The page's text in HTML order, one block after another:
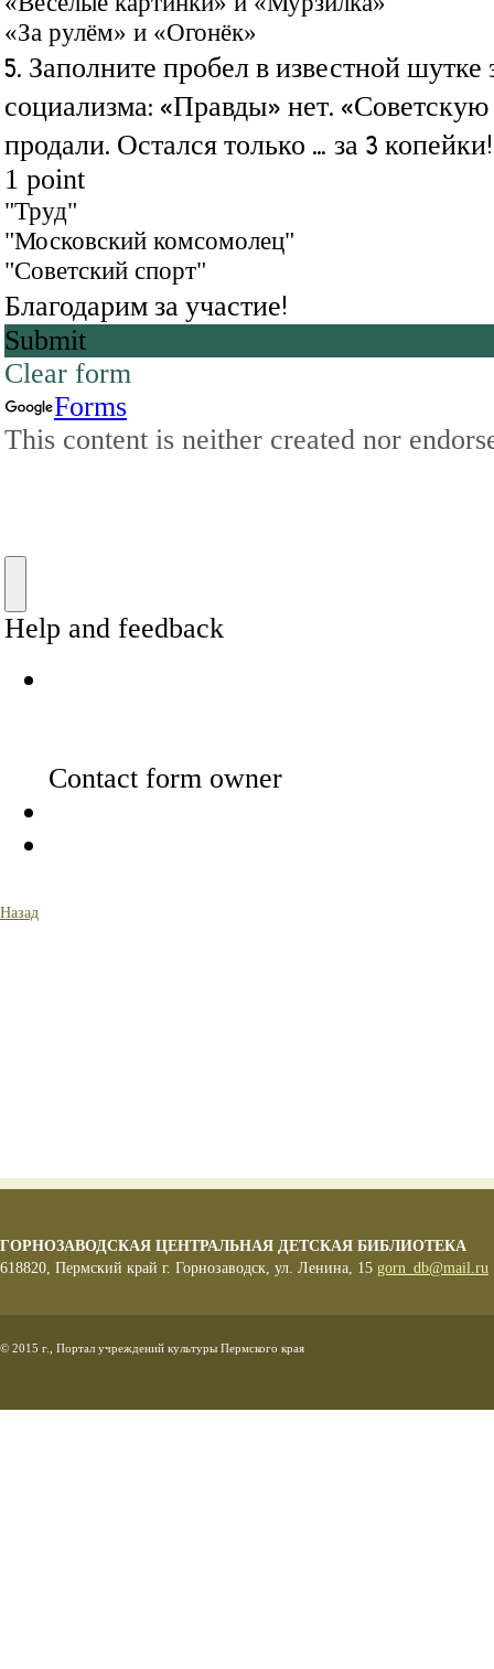
Назад
ГОРНОЗАВОДСКАЯ ЦЕНТРАЛЬНАЯ ДЕТСКАЯ БИБЛИОТЕКА
618820, Пермский край г. Горнозаводск, ул. Ленина, 15 gorn_db@mail.ru
© 2015 г., Портал учреждений культуры Пермского края